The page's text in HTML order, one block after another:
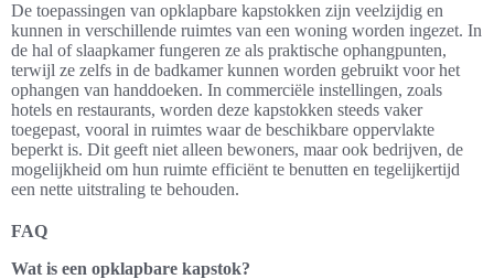
De toepassingen van opklapbare kapstokken zijn veelzijdig en
kunnen in verschillende ruimtes van een woning worden ingezet. In
de hal of slaapkamer fungeren ze als praktische ophangpunten,
terwijl ze zelfs in de badkamer kunnen worden gebruikt voor het
ophangen van handdoeken. In commerciële instellingen, zoals
hotels en restaurants, worden deze kapstokken steeds vaker
toegepast, vooral in ruimtes waar de beschikbare oppervlakte
beperkt is. Dit geeft niet alleen bewoners, maar ook bedrijven, de
mogelijkheid om hun ruimte efficiënt te benutten en tegelijkertijd
een nette uitstraling te behouden.
FAQ
Wat is een opklapbare kapstok?